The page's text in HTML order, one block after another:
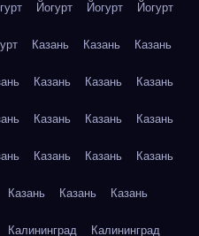
Йогурт Йогурт Йогурт
Казань Казань Казань
Казань Казань Казань
Казань Казань Казань
Казань Казань Казань
Казань Казань Казань
Калининград Калининград